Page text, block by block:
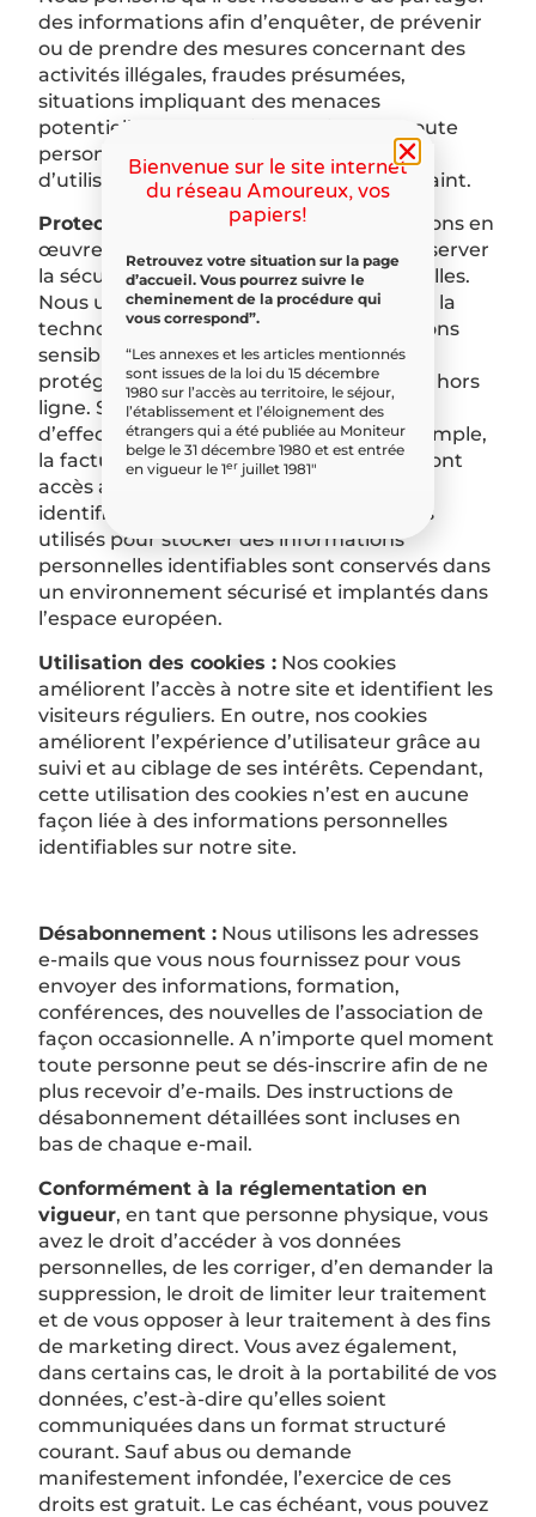
des informations afin d’enquêter, de prévenir
ou de prendre des mesures concernant des
activités illégales, fraudes présumées,
situations impliquant des menaces
potentielles à la sécurité physique de toute
personne, violations de nos conditions
d’utilisation, ou quand la loi nous y contraint.
Protection des informations
Nous mettons en
œuvre une variété de mesures pour préserver
la sécurité de vos informations personnelles.
Nous utilisons un cryptage à la pointe de la
technologie pour protéger les informations
sensibles transmises en ligne. Nous
protégeons également vos informations hors
ligne. Seuls les employés qui ont besoin
d’effectuer un travail spécifique (par exemple,
la facturation ou le service à la clientèle) ont
accès aux informations personnelles
identifiables. Les ordinateurs et serveurs
utilisés pour stocker des informations
personnelles identifiables sont conservés dans
un environnement sécurisé et implantés dans
l’espace européen.
Utilisation des cookies : Nos cookies
améliorent l’accès à notre site et identifient les
visiteurs réguliers. En outre, nos cookies
améliorent l’expérience d’utilisateur grâce au
suivi et au ciblage de ses intérêts. Cependant,
cette utilisation des cookies n’est en aucune
façon liée à des informations personnelles
identifiables sur notre site.
Désabonnement : Nous utilisons les adresses
e-mails que vous nous fournissez pour vous
envoyer des informations, formation,
conférences, des nouvelles de l’association de
façon occasionnelle. A n’importe quel moment
toute personne peut se dés-inscrire afin de ne
plus recevoir d’e-mails. Des instructions de
désabonnement détaillées sont incluses en
bas de chaque e-mail.
Conformément à la réglementation en
vigueur, en tant que personne physique, vous
avez le droit d’accéder à vos données
personnelles, de les corriger, d’en demander la
suppression, le droit de limiter leur traitement
et de vous opposer à leur traitement à des fins
de marketing direct. Vous avez également,
dans certains cas, le droit à la portabilité de vos
données, c’est-à-dire qu’elles soient
communiquées dans un format structuré
courant. Sauf abus ou demande
manifestement infondée, l’exercice de ces
droits est gratuit. Le cas échéant, vous pouvez
Bienvenue sur le site internet
du réseau Amoureux, vos
papiers!
Retrouvez votre situation sur la page
d’accueil. Vous pourrez suivre le
cheminement de la procédure qui
vous correspond”.
“Les annexes et les articles mentionnés
sont issues de la loi du 15 décembre
1980 sur l’accès au territoire, le séjour,
l’établissement et l’éloignement des
étrangers qui a été publiée au Moniteur
belge le 31 décembre 1980 et est entrée
en vigueur le 1er juillet 1981″